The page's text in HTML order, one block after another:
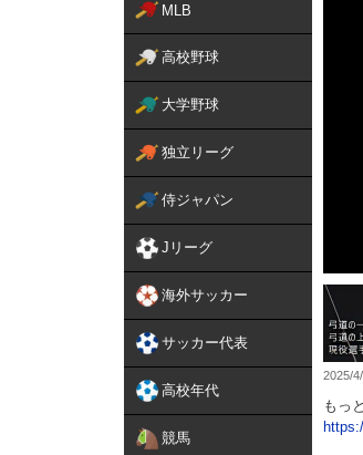
MLB
高校野球
大学野球
独立リーグ
侍ジャパン
Jリーグ
海外サッカー
サッカー代表
高校年代
競馬
2025/
もっ